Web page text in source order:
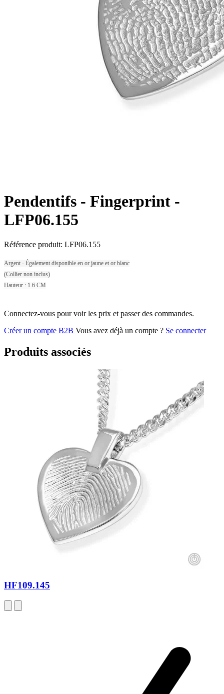
Pendentifs - Fingerprint -
LFP06.155
Référence produit: LFP06.155
Argent - Également disponible en or jaune et or blanc
(Collier non inclus)
Hauteur : 1.6 CM
Connectez-vous pour voir les prix et passer des commandes.
Créer un compte B2B Vous avez déjà un compte ? Se connecter
Produits associés
HF109.145